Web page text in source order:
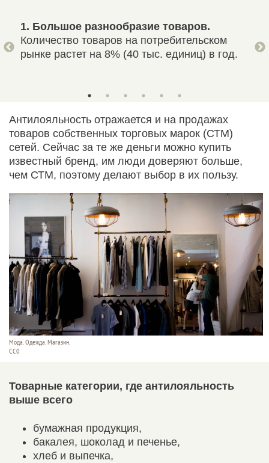
1. Большое разнообразие товаров.
Количество товаров на потребительском
рынке растет на 8% (40 тыс. единиц) в год.
Антилояльность отражается и на продажах
товаров собственных торговых марок (СТМ)
сетей. Сейчас за те же деньги можно купить
известный бренд, им люди доверяют больше,
чем СТМ, поэтому делают выбор в их пользу.
Мода. Одежда. Магазин.
СС0
Товарные категории, где антилояльность
выше всего
бумажная продукция,
бакалея, шоколад и печенье,
хлеб и выпечка,